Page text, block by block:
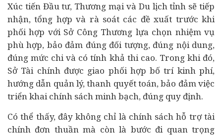
Xúc tiến Đầu tư, Thương mại và Du lịchtỉnh sẽ tiếp
nhận, tổng hợp và rà soát các đề xuất trước khi
phối hợp với Sở Công Thương lựa chọn nhiệm vụ
phù hợp, bảo đảm đúng đối tượng, đúng nội dung,
đúng mức chi và có tính khả thi cao. Trong khi đó,
Sở Tài chính được giao phối hợp bố trí kinh phí,
hướng dẫn quản lý, thanh quyết toán, bảo đảm việc
triển khai chính sách minh bạch, đúng quy định.
Có thể thấy, đây không chỉ là chính sách hỗ trợ tài
chính đơn thuần mà còn là bước đi quan trọng